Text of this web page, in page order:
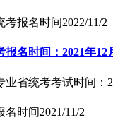
考报名时间2022/11/2
名时间：2021年12
省统考考试时间：
名时间2021/11/2